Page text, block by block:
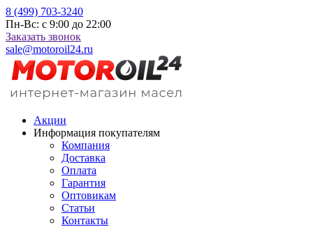
8 (499) 703-3240
Пн-Вс: с 9:00 до 22:00
Заказать звонок
sale@motoroil24.ru
Акции
Информация покупателям
Компания
Доставка
Оплата
Гарантия
Оптовикам
Статьи
Контакты